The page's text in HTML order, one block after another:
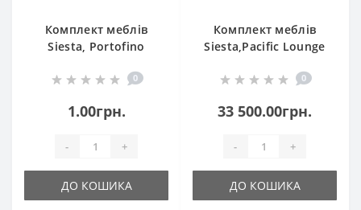
Комплект меблів
Siesta, Portofino
подлокотниками 238
0
1.00грн.
- +
ДО КОШИКА
Комплект меблів
Siesta,Pacific Lounge
237 Black
0
33 500.00грн.
- +
ДО КОШИКА